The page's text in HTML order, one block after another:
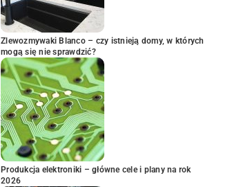
Zlewozmywaki Blanco – czy istnieją domy, w których
mogą się nie sprawdzić?
Produkcja elektroniki – główne cele i plany na rok
2026